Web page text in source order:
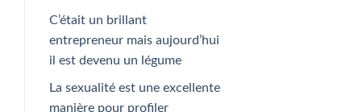
C’était un brillant
entrepreneur mais aujourd’hui
il est devenu un légume
La sexualité est une excellente
manière pour profiler